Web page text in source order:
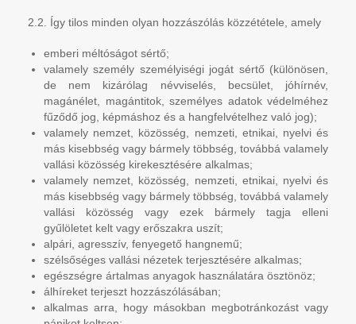
2.2. Így tilos minden olyan hozzászólás közzététele, amely
emberi méltóságot sértő;
valamely személy személyiségi jogát sértő (különösen,
de nem kizárólag névviselés, becsület, jóhírnév,
magánélet, magántitok, személyes adatok védelméhez
fűződő jog, képmáshoz és a hangfelvételhez való jog);
valamely nemzet, közösség, nemzeti, etnikai, nyelvi és
más kisebbség vagy bármely többség, továbbá valamely
vallási közösség kirekesztésére alkalmas;
valamely nemzet, közösség, nemzeti, etnikai, nyelvi és
más kisebbség vagy bármely többség, továbbá valamely
vallási közösség vagy ezek bármely tagja elleni
gyűlöletet kelt vagy erőszakra uszít;
alpári, agresszív, fenyegető hangnemű;
szélsőséges vallási nézetek terjesztésére alkalmas;
egészségre ártalmas anyagok használatára ösztönöz;
álhíreket terjeszt hozzászólásában;
alkalmas arra, hogy másokban megbotránkozást vagy